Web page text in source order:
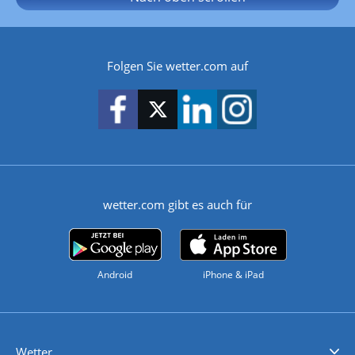
Folgen Sie wetter.com auf
wetter.com gibt es auch für
Android iPhone & iPad
Wetter